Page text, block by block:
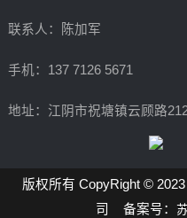
联系人：陈加军
手机：137 7126 5671
地址：江阴市祝塘镇云顾路
版权所有 CopyRight ©
司 备案号：